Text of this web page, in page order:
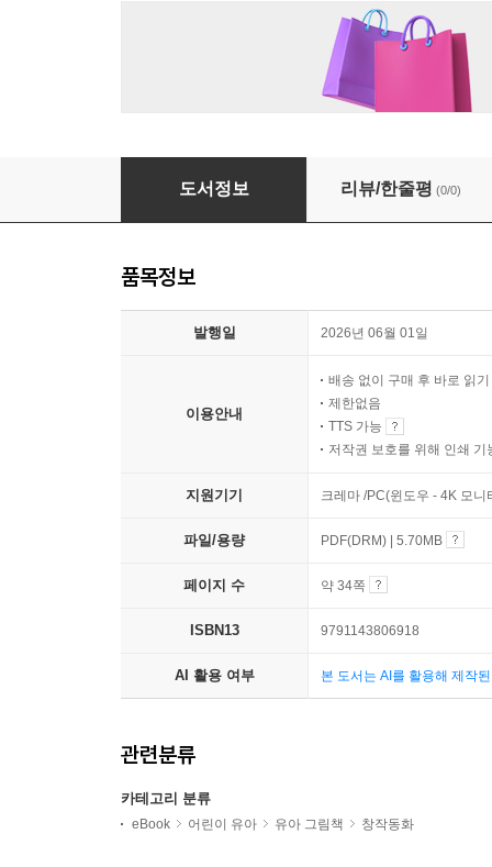
계절이 다시 내게 왔다
도서정보 리뷰/한줄평 (0/0)
품목정보
발행일 2026년 06월 01일
이용안내
배송 없이 구매 후 바로 읽기
제한없음
TTS 가능
저작권 보호를 위해 인쇄 기
지원기기 크레마 /PC(윈도우 - 4K 모
파일/용량 PDF(DRM) | 5.70MB
페이지 수 약 34쪽
ISBN13 9791143806918
AI 활용 여부 본 도서는 AI를 활용해 제작
관련분류
카테고리 분류
eBook 어린이 유아 유아 그림책 창작동화